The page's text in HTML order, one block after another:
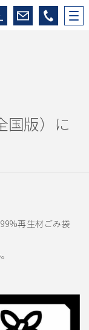
国版）に
再生材ごみ袋